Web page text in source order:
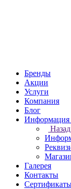
Бренды
Акции
Услуги
Компания
Блог
Информация
Назад
Галерея
Контакты